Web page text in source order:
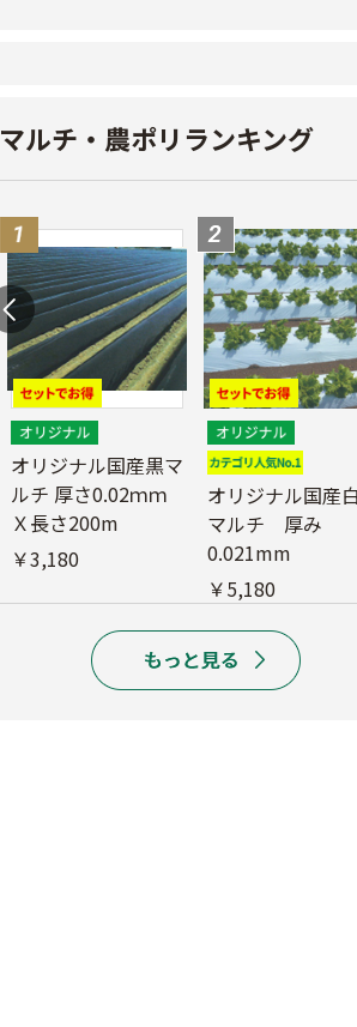
マルチ・農ポリランキング
オリジナル国産黒マ
ルチ 厚さ0.02ｍｍ
Ｘ長さ200m
￥3,180
オリジナル国産
マルチ 厚み
0.021mm
￥5,180